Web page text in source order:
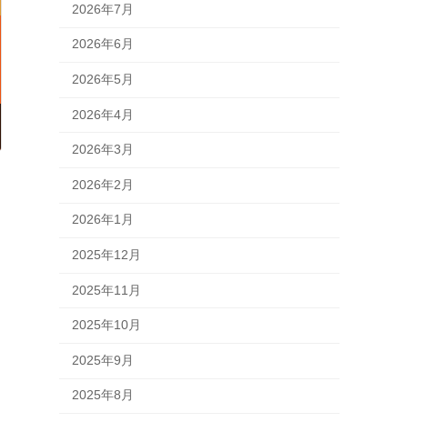
2026年7月
2026年6月
2026年5月
2026年4月
2026年3月
2026年2月
2026年1月
2025年12月
2025年11月
2025年10月
2025年9月
2025年8月